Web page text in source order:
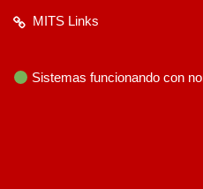
MITS Links
Sistemas funcionando con